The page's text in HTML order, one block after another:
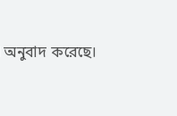
অনুবাদ করেছে।